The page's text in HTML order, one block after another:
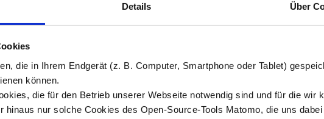
Details Über
die in Ihrem Endgerät (z. B. Computer, Smartphone oder Tablet)
können.
die für den Betrieb unserer Webseite notwendig sind und für die wir
hinaus nur solche Cookies des Open-Source-Tools Matomo, die uns
di
materiale fotografico sono detenuti daDas ganze Leben